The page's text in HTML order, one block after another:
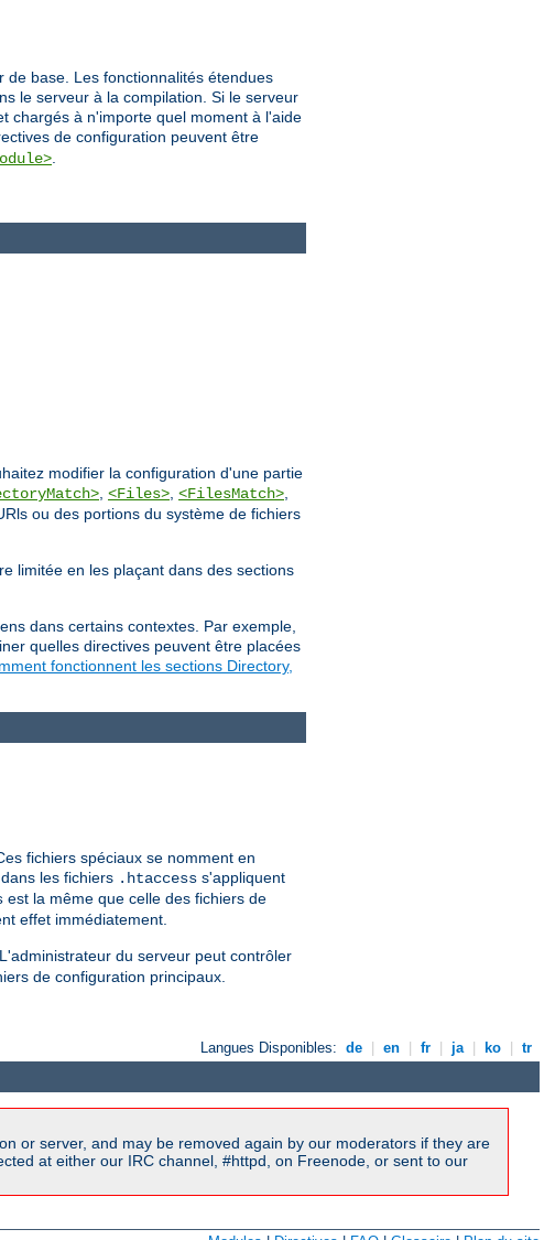
de base. Les fonctionnalités étendues
le serveur à la compilation. Si le serveur
chargés à n'importe quel moment à l'aide
de configuration peuvent être
.
modifier la configuration d'une partie
<Files> <FilesMatch>
ou des portions du système de fichiers
limitée en les plaçant dans des sections
dans certains contextes. Par exemple,
quelles directives peuvent être placées
fonctionnent les sections Directory,
fichiers spéciaux se nomment en
les fichiers .htaccess s'appliquent
est la même que celle des fichiers de
effet immédiatement.
du serveur peut contrôler
de configuration principaux.
Langues Disponibles: de en fr ja ko tr
or server, and may be removed again by our moderators if they are
at either our IRC channel, #httpd, on Freenode, or sent to our